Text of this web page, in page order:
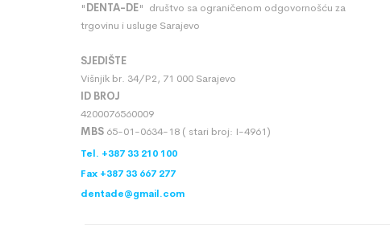
"DENTA-DE" društvo sa ograničenom odgovornošću za
trgovinu i usluge Sarajevo
SJEDIŠTE
Višnjik br. 34/P2, 71 000 Sarajevo
ID BROJ
4200076560009
MBS 65-01-0634-18 ( stari broj: I-4961)
Tel. +387 33 210 100
Fax +387 33 667 277
dentade@gmail.com